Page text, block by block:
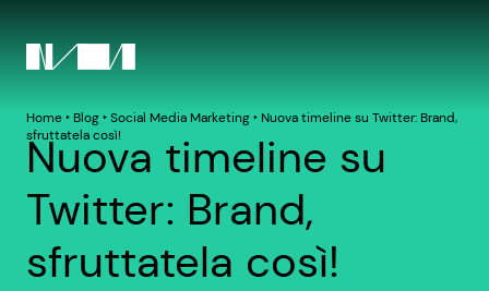
Home‣ Blog‣Social Media Marketing‣ Nuova timeline su Twitter: Brand,
sfruttatela così!
Nuova timeline su
Twitter: Brand,
sfruttatela così!